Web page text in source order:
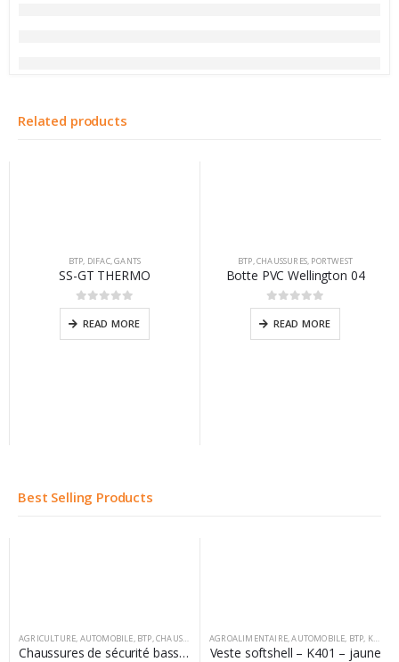
Related products
BTP, DIFAC,GANTS
SS-GT THERMO
0sur 5
READ MORE
BTP,CHAUSSURES, PORTWEST
Botte PVC Wellington 04
0sur 5
READ MORE
Best Selling Products
AGRICULTURE AUTOMOBILE BTP ,CHAUSSURES ,DIFAC,VM FOOTWEAR
Chaussures de sécurité basse California
AGROALIMENTAIRE ,AUTOMOBILE BTP KARIBAN
Veste softshell – K401 – jaune